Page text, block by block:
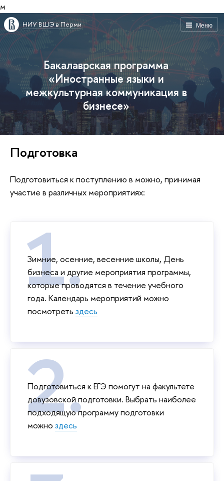
м
Меню
НИУ ВШЭ в Перми
Бакалаврская программа
«Иностранные языки и
межкультурная коммуникация в
бизнесе»
Подготовка
Подготовиться к поступлению в можно, принимая
участие в различных мероприятиях:
Зимние, осенние, весенние школы, День
бизнеса и другие мероприятия программы,
которые проводятся в течение учебного
года. Календарь мероприятий можно
посмотреть здесь
Подготовиться к ЕГЭ помогут на факультете
довузовской подготовки. Выбрать наиболее
подходящую программу подготовки
можно здесь